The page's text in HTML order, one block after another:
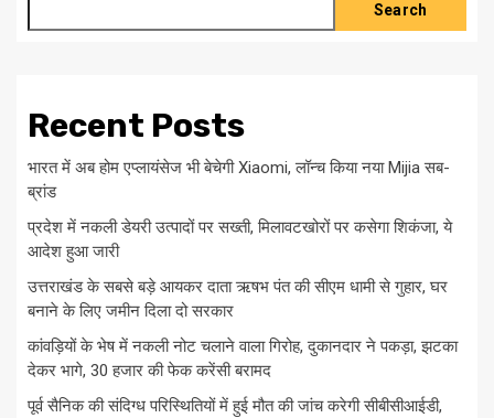
Search
Recent Posts
भारत में अब होम एप्लायंसेज भी बेचेगी Xiaomi, लॉन्च किया नया Mijia सब-
ब्रांड
प्रदेश में नकली डेयरी उत्पादों पर सख्ती, मिलावटखोरों पर कसेगा शिकंजा, ये
आदेश हुआ जारी
उत्तराखंड के सबसे बड़े आयकर दाता ऋषभ पंत की सीएम धामी से गुहार, घर
बनाने के लिए जमीन दिला दो सरकार
कांवड़ियों के भेष में नकली नोट चलाने वाला गिरोह, दुकानदार ने पकड़ा, झटका
देकर भागे, 30 हजार की फेक करेंसी बरामद
पूर्व सैनिक की संदिग्ध परिस्थितियों में हुई मौत की जांच करेगी सीबीसीआईडी,